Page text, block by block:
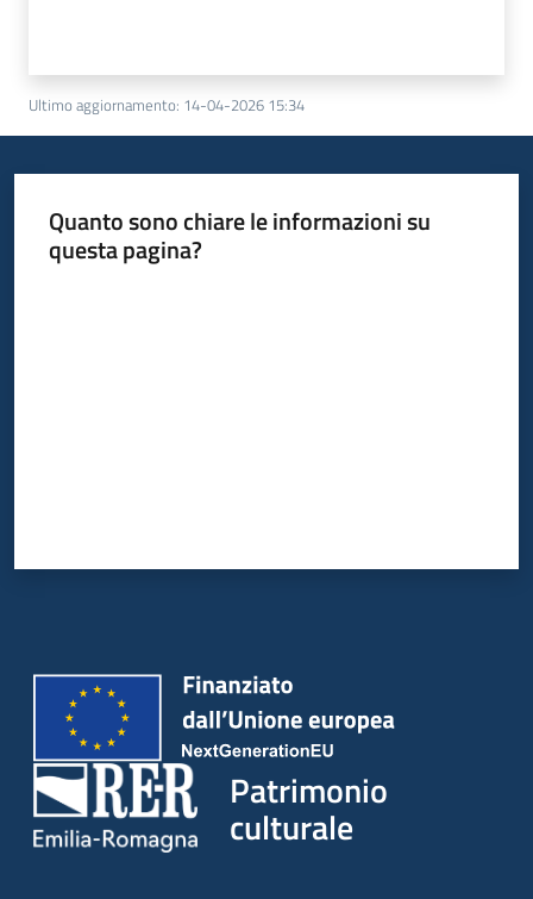
Ultimo aggiornamento: 14-04-2026 15:34
Quanto sono chiare le informazioni su
questa pagina?
Patrimonio
culturale